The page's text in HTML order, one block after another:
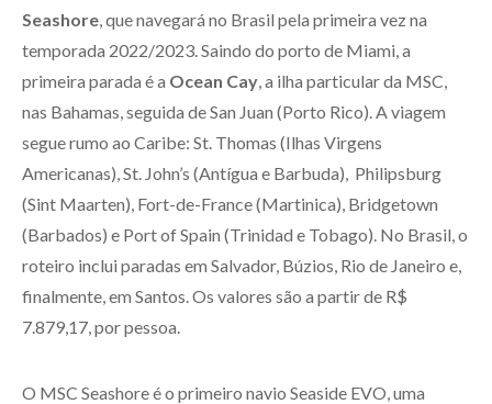
Seashore , que navegará no Brasil pela primeira vez na
temporada 2022/2023. Saindo do porto de Miami, a
primeira parada é a Ocean Cay , a ilha particular da MSC,
nas Bahamas, seguida de San Juan (Porto Rico). A viagem
segue rumo ao Caribe: St. Thomas (Ilhas Virgens
Americanas), St. John’s (Antígua e Barbuda), Philipsburg
(Sint Maarten), Fort-de-France (Martinica), Bridgetown
(Barbados) e Port of Spain (Trinidad e Tobago). No Brasil, o
roteiro inclui paradas em Salvador, Búzios, Rio de Janeiro e,
finalmente, em Santos. Os valores são a partir de R$
7.879,17, por pessoa.
O MSC Seashore é o primeiro navio Seaside EVO, uma